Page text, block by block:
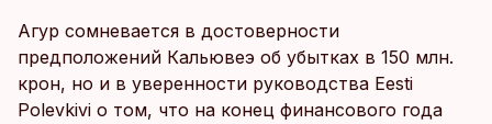
Агур сомневается в достоверности
предположений Кальювеэ об убытках в 150 млн.
крон, но и в уверенности руководства Eesti
Polevkivi о том, что на конец финансового года